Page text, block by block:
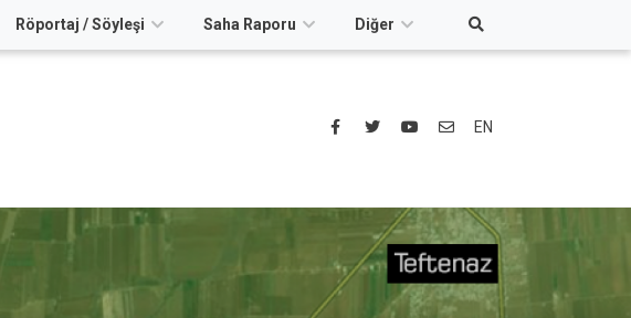
Röportaj / Söyleşi Saha Raporu Diğer
EN